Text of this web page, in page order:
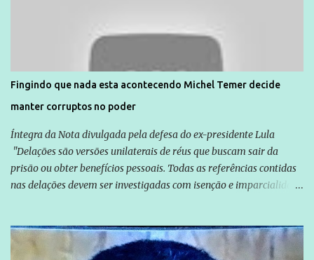
são vítimas de violência, estão em situação de risco ou têm seus
direitos violados. Leia mais: Anistia Internacional cobra do Brasil
Fingindo que nada esta acontecendo Michel Temer decide
manter corruptos no poder
Íntegra da Nota divulgada pela defesa do ex-presidente Lula
"Delações são versões unilaterais de réus que buscam sair da
prisão ou obter benefícios pessoais. Todas as referências contidas
nas delações devem ser investigadas com isenção e imparcialidade
Globo manteve com o Grupo Odebrecht, citada na delação de
Emílio Odebrecht. Lula sempre atuou para promover o Brasil no